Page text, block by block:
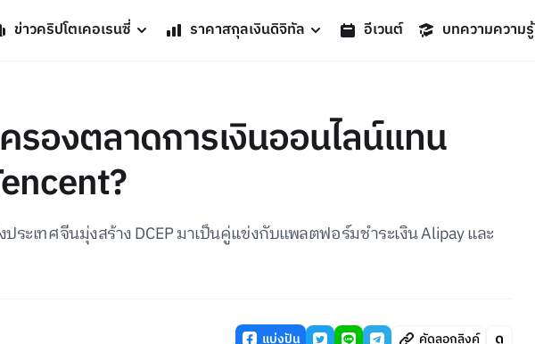
ข่าวคริปโตเคอเรนซี่ ราคาสกุลเงินดิจิทัล อีเวนต์ บทความความรู้
องตลาดการเงินออนไลน์แทน
ระเทศจีนมุ่งสร้าง DCEP มาเป็นคู่แข่งกับแพลตฟอร์มชำระเงิน Alipay และ
แบ่งปัน คัดลอกลิงค์